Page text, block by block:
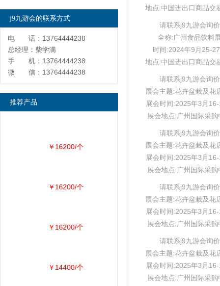
地点:中国进出口商品交
请联系j9九游会询价
全称:广州食品饮料
时间:2024年9月25-
地点:中国进出口商品交
请联系j9九游会询价
展会主题:花卉盆栽及花
展会时间:2025年3月
展会地点:广州国际采购
请联系j9九游会询价
展会主题:花卉盆栽及花
展会时间:2025年3月
展会地点:广州国际采购
请联系j9九游会询价
展会主题:花卉盆栽及花
展会时间:2025年3月
展会地点:广州国际采购
请联系j9九游会询价
展会主题:花卉盆栽及花
展会时间:2025年3月
展会地点:广州国际采购
j9九游会的联系方式
电 话：13764444238
总经理：柴学满
手 机：13764444238
微 信：13764444238
推荐产品
￥16200/个
￥16200/个
￥16200/个
￥14400/个